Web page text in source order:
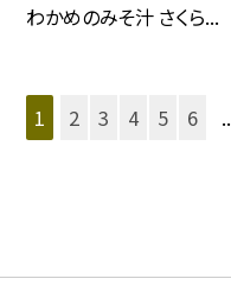
わかめのみそ汁 さくら...
1 2 3 4 5 6